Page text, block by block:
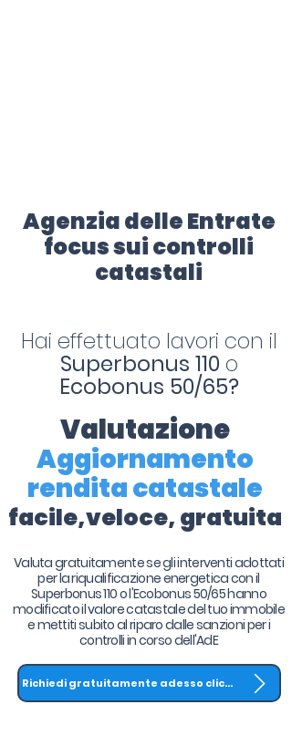
Agenzia delle Entrate
focus sui controlli
catastali
Hai effettuato lavori con il
Superbonus 110 o
Ecobonus 50/65?
Valutazione
Aggiornamento
rendita catastale
facile,veloce, gratuita
Valuta gratuitamente se gli interventi adottati
per la riqualificazione energetica con il
Superbonus 110 o l'Ecobonus 50/65 hanno
modificato il valore catastale del tuo immobile
e mettiti subito al riparo dalle sanzioni per i
controlli in corso dell'AdE
Richiedi gratuitamente adesso clicca QUI